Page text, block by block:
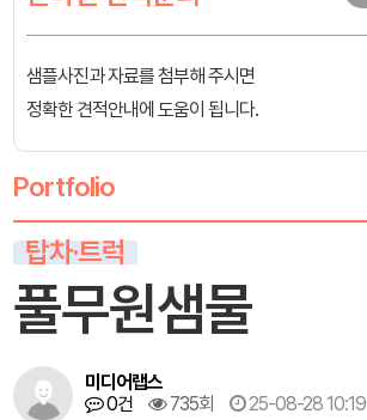
샘플사진과 자료를 첨부해 주시면
정확한 견적안내에 도움이 됩니다.
Portfolio
탑차·트럭
풀무원샘물
미디어랩스
0건
735회 25-08-28 10:19